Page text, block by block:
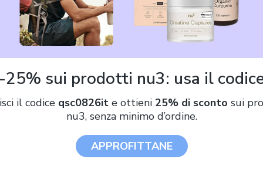
Nintendo Mario & Luigi: Fraternauti alla carica Nintendo Switch
utenti Mario & Luigi: Fraternauti
Scrivi la tua recensione
-25% sui prodotti nu3: usa il
il codice qsc0826ite ottieni 25% di sconto sui
nu3, senza minimo d’ordine.
APPROFITTANE